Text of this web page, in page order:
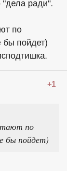
"дела ради".
по
бы пойдет)
+1
по
бы пойдет)